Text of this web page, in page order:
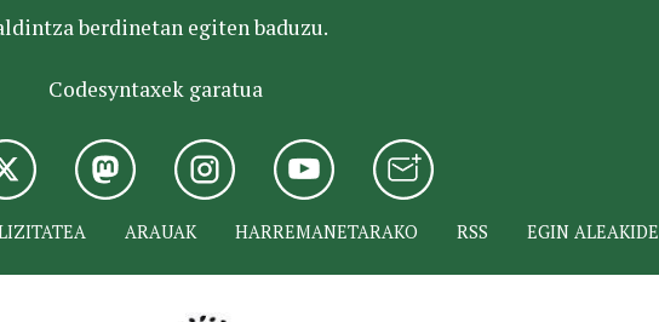
berdinetan egiten baduzu.
Codesyntaxek garatua
ARAUAK HARREMANETARAKO RSS EGIN ALEAKIDE